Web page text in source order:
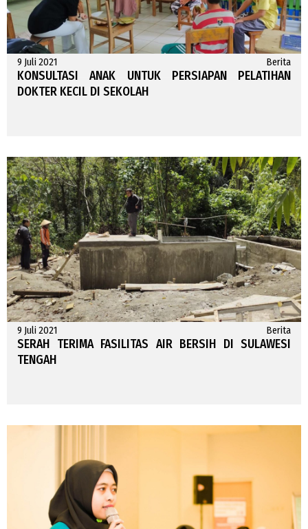
9 Juli 2021 Berita
KONSULTASI ANAK UNTUK PERSIAPAN PELATIHAN
DOKTER KECIL DI SEKOLAH
9 Juli 2021 Berita
SERAH TERIMA FASILITAS AIR BERSIH DI SULAWESI
TENGAH